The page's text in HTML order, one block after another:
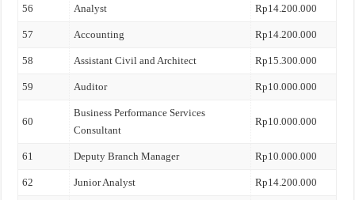
56 Analyst Rp14.200.000
57 Accounting Rp14.200.000
58 Assistant Civil and Architect Rp15.300.000
59 Auditor Rp10.000.000
60
Business Performance Services
Consultant
Rp10.000.000
61 Deputy Branch Manager Rp10.000.000
62 Junior Analyst Rp14.200.000